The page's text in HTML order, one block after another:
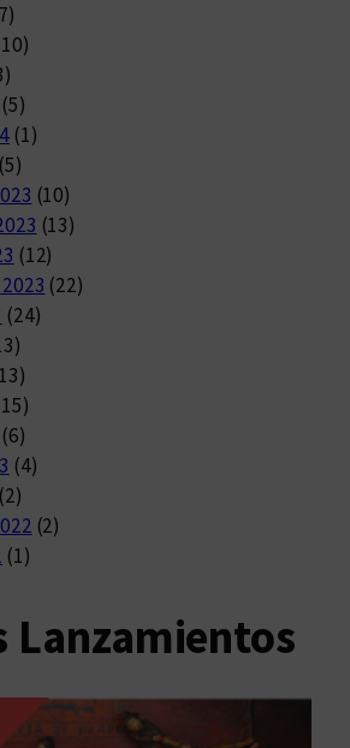
(5)
(1)
(5)
(10)
(13)
(12)
(22)
(24)
(6)
(4)
(2)
(2)
(1)
Lanzamientos